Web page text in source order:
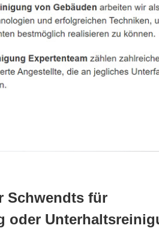
Schwendts für
oder